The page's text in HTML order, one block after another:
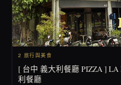
2 旅行與美食
[ 台中 義大利餐廳 PIZZA ] LA
利餐廳